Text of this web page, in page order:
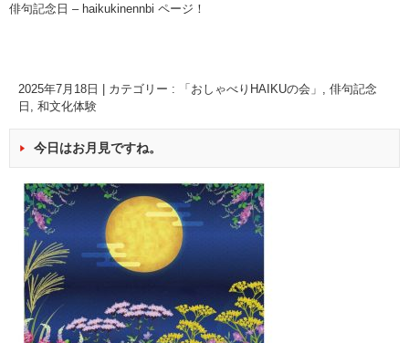
俳句記念日 – haikukinennbi ページ！
2025年7月18日 カテゴリー : 「おしゃべりHAIKUの会」 , 俳句記念
日 , 和文化体験
今日はお月見ですね。